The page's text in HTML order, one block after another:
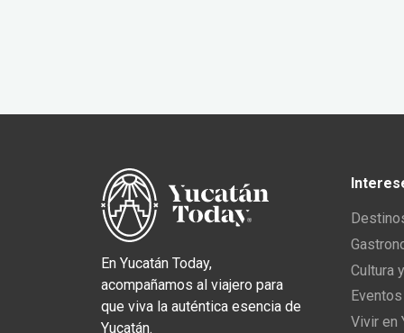
En Yucatán Today,
acompañamos al viajero para
que viva la auténtica esencia de
Yucatán.
Cultura
Vivir en